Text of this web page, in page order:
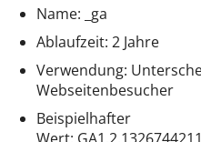
Name: _ga
Ablaufzeit: 2 Jahre
Verwendung:
Webseitenbesucher
Beispielhafter